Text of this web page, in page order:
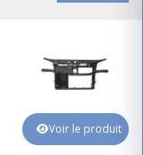
Voir le produit